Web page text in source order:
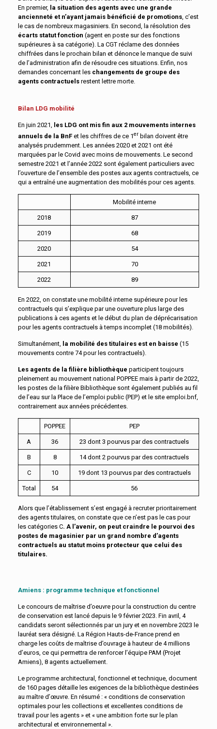
En premier, la situation des agents avec une grande
ancienneté et n’ayant jamais bénéficié de promotions, c’est
le cas de nombreux magasiniers. En second, la résolution des
écarts statut fonction (agent en poste sur des fonctions
supérieures à sa catégorie). La CGT réclame des données
chiffrées dans le prochain bilan et dénonce le manque de suivi
de l’administration afin de résoudre ces situations. Enfin, nos
demandes concernant les changements de groupe des
agents contractuelsrestent lettre morte.
Bilan LDG mobilité
En juin 2021, les LDG ont mis fin aux 2 mouvements internes
annuels de la BnF et les chiffres de ce 1er bilan doivent être
analysés prudemment. Les années 2020 et 2021 ont été
marquées par le Covid avec moins de mouvements. Le second
semestre 2021 et l’année 2022 sont également particuliers avec
l’ouverture de l’ensemble des postes aux agents contractuels, ce
qui a entraîné une augmentation des mobilités pour ces agents.
Mobilité interne
2018 87
2019 68
2020 54
2021 70
2022 89
En 2022, on constate une mobilité interne supérieure pour les
contractuels qui s’explique par une ouverture plus large des
publications à ces agents et le début du plan de déprécarisation
pour les agents contractuels à temps incomplet (18 mobilités).
Simultanément, la mobilité des titulaires est en baisse (15
mouvements contre 74 pour les contractuels).
Les agents de la filière bibliothèque participent toujours
pleinement au mouvement national POPPEE mais à partir de 2022,
les postes de la filière Bibliothèque sont également publiés au fil
de l’eau sur la Place de l’emploi public (PEP) et le site emploi.bnf,
contrairement aux années précédentes.
POPPEE PEP
A 36 23 dont 3 pourvus par des contractuels
B 8 14 dont 2 pourvus par des contractuels
C 10 19 dont 13 pourvus par des contractuels
Total 54 56
Alors que l’établissement s’est engagé à recruter prioritairement
des agents titulaires, on constate que ce n’est pas le cas pour
les catégories C. A l’avenir, on peut craindre le pourvoi des
postes de magasinier par un grand nombre d’agents
contractuels au statut moins protecteur que celui des
titulaires.
Amiens : programme technique et fonctionnel
Le concours de maîtrise d’oeuvre pour la construction du centre
de conservation est lancé depuis le 9 février 2023. Fin avril, 4
candidats seront sélectionnés par un jury et en novembre 2023 le
lauréat sera désigné. La Région Hauts-de-France prend en
charge les coûts de maîtrise d’ouvrage à hauteur de 4 millions
d’euros, ce qui permettra de renforcer l’équipe PAM (Projet
Amiens), 8 agents actuellement.
Le programme architectural, fonctionnel et technique, document
de 160 pages détaille les exigences de la bibliothèque destinées
au maître d’œuvre. En résumé : « conditions de conservation
optimales pour les collections et excellentes conditions de
travail pour les agents » et « une ambition forte sur le plan
architectural et environnemental ».